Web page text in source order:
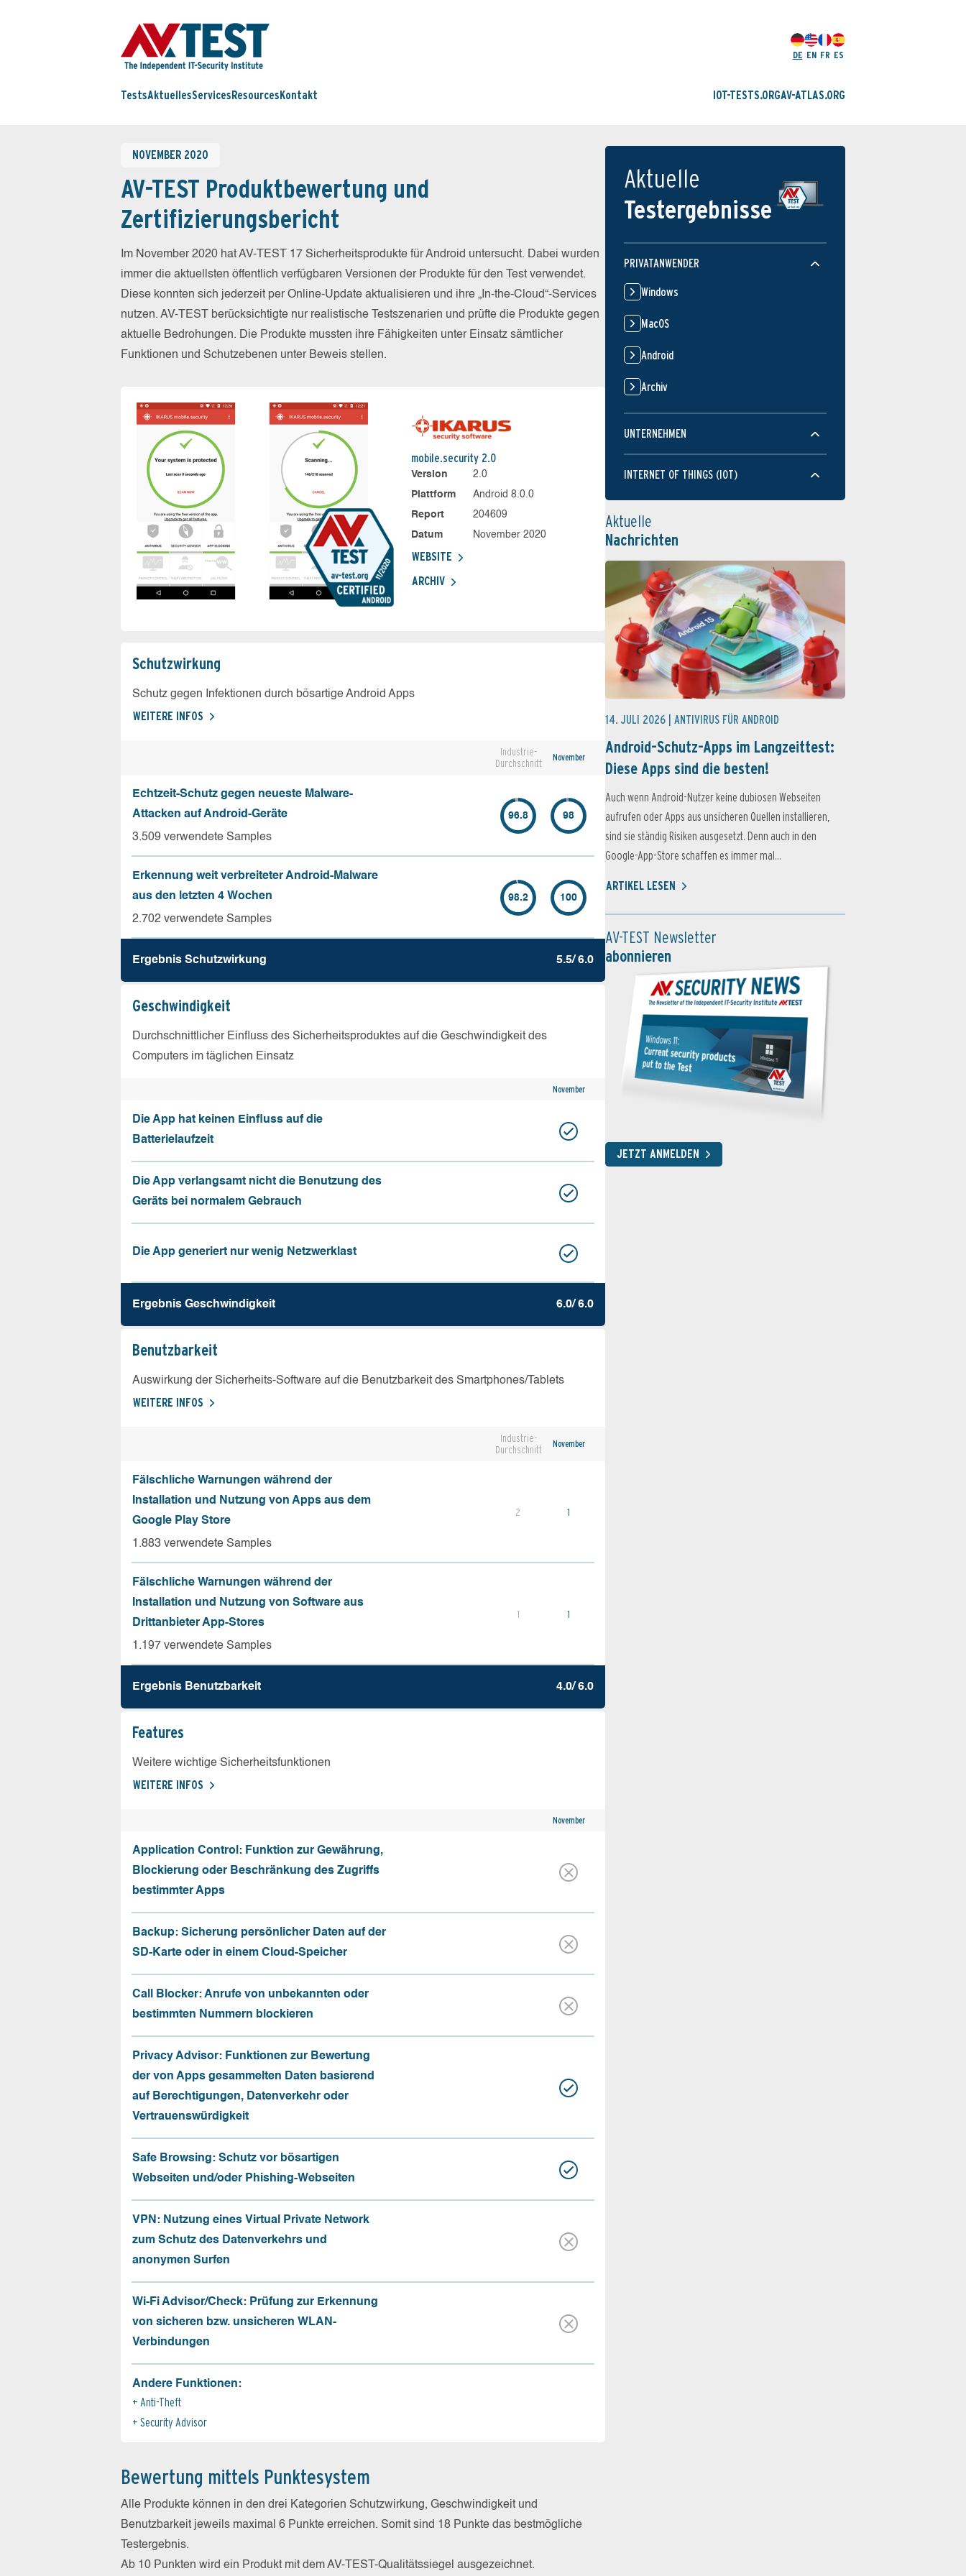
DE EN FR ES
TestsAktuellesServices Resources Kontakt IOT-TESTS.ORGAV-ATLAS.ORG
NOVEMBER 2020
AV-TEST Produktbewertung und
Zertifizierungsbericht
Im November 2020 hat AV-TEST 17 Sicherheitsprodukte für Android untersucht. Dabei wurden
immer die aktuellsten öffentlich verfügbaren Versionen der Produkte für den Test verwendet.
Diese konnten sich jederzeit per Online-Update aktualisieren und ihre „In-the-Cloud“-Services
nutzen. AV-TEST berücksichtigte nur realistische Testszenarien und prüfte die Produkte gegen
aktuelle Bedrohungen. Die Produkte mussten ihre Fähigkeiten unter Einsatz sämtlicher
Funktionen und Schutzebenen unter Beweis stellen.
mobile.security 2.0
Version
2.0
Plattform
Android 8.0.0
Report
204609
Datum
November 2020
WEBSITE
ARCHIV
Schutz­wirkung
Schutz gegen Infektionen durch bösartige Android Apps
WEITERE INFOS
Industrie-
Durchschnitt
November
Echtzeit-Schutz gegen neueste Malware-
Attacken auf Android-Geräte
3.509 verwendete Samples
96.8 98
Erkennung weit verbreiteter Android-Malware
aus den letzten 4 Wochen
2.702 verwendete Samples
98.2 100
Ergebnis Schutz­wirkung 5.5/ 6.0
Geschw­indigkeit
Durchschnittlicher Einfluss des Sicherheitsproduktes auf die Geschwindigkeit des
Computers im täglichen Einsatz
November
Die App hat keinen Einfluss auf die
Batterielaufzeit
Die App verlangsamt nicht die Benutzung des
Geräts bei normalem Gebrauch
Die App generiert nur wenig Netzwerklast
Ergebnis Geschw­indigkeit 6.0/ 6.0
Benutz­barkeit
Auswirkung der Sicherheits-Software auf die Benutzbarkeit des Smartphones/Tablets
WEITERE INFOS
Industrie-
Durchschnitt
November
Fälschliche Warnungen während der
Installation und Nutzung von Apps aus dem
Google Play Store
1.883 verwendete Samples
2 1
Fälschliche Warnungen während der
Installation und Nutzung von Software aus
Drittanbieter App-Stores
1.197 verwendete Samples
1 1
Ergebnis Benutz­barkeit 4.0/ 6.0
Features
Weitere wichtige Sicherheitsfunktionen
WEITERE INFOS
November
Application Control: Funktion zur Gewährung,
Blockierung oder Beschränkung des Zugriffs
bestimmter Apps
Backup: Sicherung persönlicher Daten auf der
SD-Karte oder in einem Cloud-Speicher
Call Blocker: Anrufe von unbekannten oder
bestimmten Nummern blockieren
Privacy Advisor: Funktionen zur Bewertung
der von Apps gesammelten Daten basierend
auf Berechtigungen, Datenverkehr oder
Vertrauenswürdigkeit
Safe Browsing: Schutz vor bösartigen
Webseiten und/oder Phishing-Webseiten
VPN: Nutzung eines Virtual Private Network
zum Schutz des Datenverkehrs und
anonymen Surfen
Wi-Fi Advisor/Check: Prüfung zur Erkennung
von sicheren bzw. unsicheren WLAN-
Verbindungen
Andere Funktionen:
Anti-Theft
Security Advisor
Bewertung mittels Punktesystem
Alle Produkte können in den drei Kategorien Schutzwirkung, Geschwindigkeit und
Benutzbarkeit jeweils maximal 6 Punkte erreichen. Somit sind 18 Punkte das bestmögliche
Testergebnis.
Ab 10 Punkten wird ein Produkt mit dem AV-TEST-Qualitätssiegel ausgezeichnet.
Aktuelle
Testergebnisse
PRIVATANWENDER
Windows
MacOS
Android
Archiv
UNTERNEHMEN
INTERNET OF THINGS (IOT)
Aktuelle
Nachrichten
14. JULI 2026 | ANTIVIRUS FÜR ANDROID
Android-Schutz-Apps im Langzeittest:
Diese Apps sind die besten!
Auch wenn Android-Nutzer keine dubiosen Webseiten
aufrufen oder Apps aus unsicheren Quellen installieren,
sind sie ständig Risiken ausgesetzt. Denn auch in den
Google-App-Store schaffen es immer mal...
ARTIKEL LESEN
AV-TEST Newsletter
abonnieren
JETZT ANMELDEN